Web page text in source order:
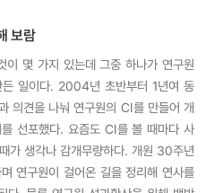
보람
이 몇 가지 있는데 그중 하나가 연구원
일이다. 2004년 초반부터 1년여 동
의견을 나눠 연구원의 CI를 만들어 개
선포했다. 요즘도 CI를 볼 때마다 사
가 생각나 감개무량하다. 개원 30주년
연구원이 걸어온 길을 정리해 연사를